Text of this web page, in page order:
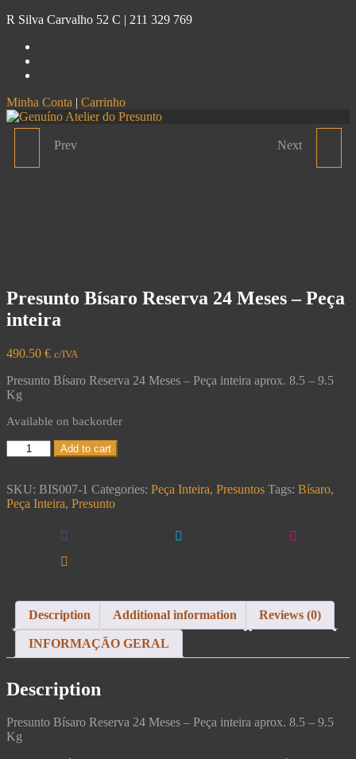
R Silva Carvalho 52 C | 211 329 769
Minha Conta | Carrinho
Atelier do PresuntoPALETA SEÑORÍO DE
Prev PRESUNTO CASA DO
Next
Presunto Bísaro Reserva 24 Meses – Peça
inteira
490.50 € c/IVA
Presunto Bísaro Reserva 24 Meses – Peça inteira aprox. 8.5 – 9.5
Kg
Available on backorder
Add to cart
SKU: BIS007-1 Categories: Peça Inteira, Presuntos Tags: Bísaro,
Peça Inteira, Presunto
Description Additional information Reviews (0)
INFORMAÇÃO GERAL
Description
Presunto Bísaro Reserva 24 Meses – Peça inteira aprox. 8.5 – 9.5
Kg